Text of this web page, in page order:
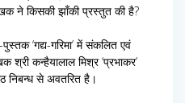
ने किसकी झाँकी प्रस्तुत की है?
‘गद्य-गरिमा’ में संकलित एवं
श्री कन्हैयालाल मिश्र ‘प्रभाकर’
निबन्ध से अवतरित है।